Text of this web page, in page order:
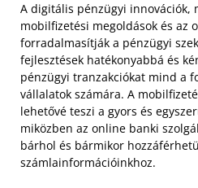
A digitális pénzügyi innovációk,
mobilfizetési megoldások és az
forradalmasítják a pénzügyi
fejlesztések hatékonyabbá és
pénzügyi tranzakciókat mind a
vállalatok számára. A
lehetővé teszi a gyors és
miközben az online banki
bárhol és bármikor
számlainformációinkhoz.